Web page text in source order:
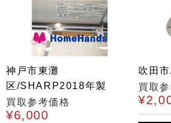
神戸市東灘
区/SHARP2018年製
買取参考価格
¥6,000
吹田
買取